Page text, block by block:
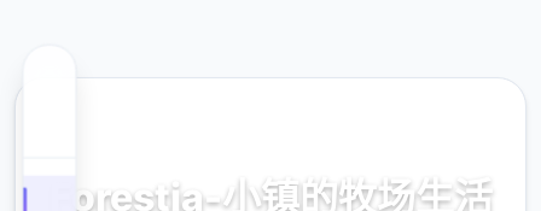
Forestia-小镇的牧场生活